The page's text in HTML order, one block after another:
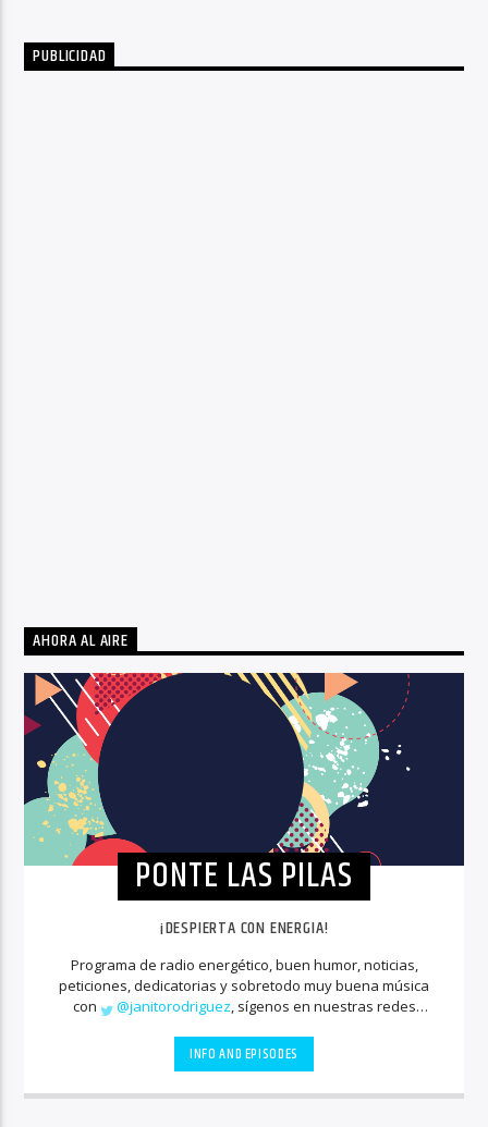
PUBLICIDAD
AHORA AL AIRE
PONTE LAS PILAS
¡DESPIERTA CON ENERGIA!
Programa de radio energético, buen humor, noticias,
peticiones, dedicatorias y sobretodo muy buena música
con
@janitorodriguez, sígenos en nuestras redes
INFO AND EPISODES